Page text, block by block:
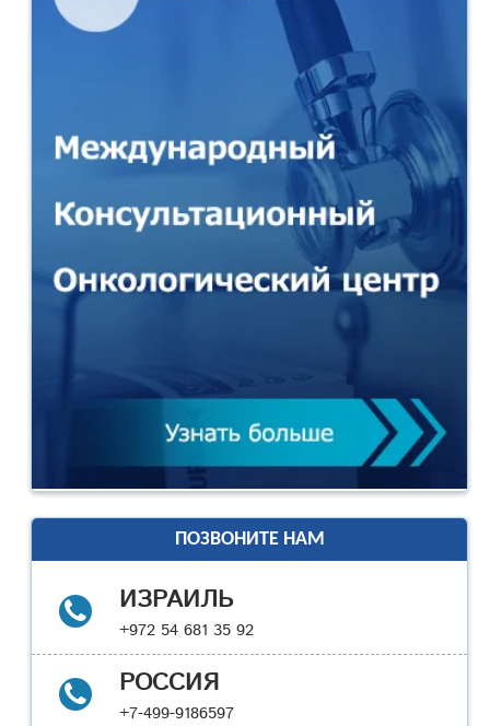
ПОЗВОНИТЕ НАМ
ИЗРАИЛЬ
+972 54 681 35 92
РОССИЯ
+7-499-9186597